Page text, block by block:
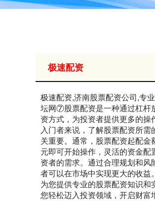
极速配资
极速配资,济南股票配资公司,专
坛网⑦股票配资是一种通过杠杆
资方式，为投资者提供更多的操
入门者来说，了解股票配资所需
关重要。通常，股票配资起配金
元即可开始操作，灵活的资金配
资者的需求。通过合理规划和风
者可以在市场中实现更大的收益
为您提供专业的股票配资知识和
您轻松迈入投资领域，开启财富